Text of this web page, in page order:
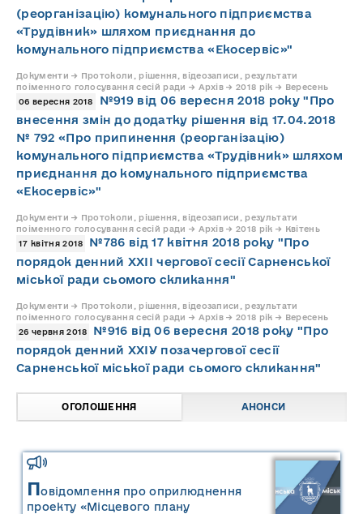
(реорганізацію) комунального підприємства
«Трудівник» шляхом приєднання до
комунального підприємства «Екосервіс»"
Документи → Протоколи, рішення, відеозаписи, результати
поіменного голосування сесій ради → Архів → 2018 рік → Вересень
06 вересня 2018
№919 від 06 вересня 2018 року "Про
внесення змін до додатку рішення від 17.04.2018
№ 792 «Про припинення (реорганізацію)
комунального підприємства «Трудівник» шляхом
приєднання до комунального підприємства
«Екосервіс»"
Документи → Протоколи, рішення, відеозаписи, результати
поіменного голосування сесій ради → Архів → 2018 рік → Квітень
17 квітня 2018
№786 від 17 квітня 2018 року "Про
порядок денний ХХІІ чергової сесії Сарненської
міської ради сьомого скликання"
Документи → Протоколи, рішення, відеозаписи, результати
поіменного голосування сесій ради → Архів → 2018 рік → Вересень
26 червня 2018
№916 від 06 вересня 2018 року "Про
порядок денний ХХІУ позачергової сесії
Сарненської міської ради сьомого скликання"
ОГОЛОШЕННЯ АНОНСИ
Повідомлення про оприлюднення
проекту «Місцевого плану